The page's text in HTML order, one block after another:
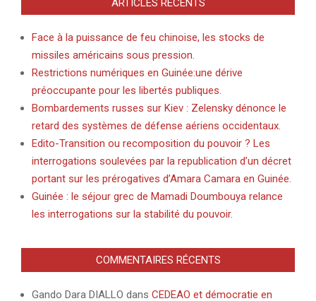
ARTICLES RÉCENTS
Face à la puissance de feu chinoise, les stocks de
missiles américains sous pression.
Restrictions numériques en Guinée:une dérive
préoccupante pour les libertés publiques.
Bombardements russes sur Kiev : Zelensky dénonce le
retard des systèmes de défense aériens occidentaux.
Edito-Transition ou recomposition du pouvoir ? Les
interrogations soulevées par la republication d’un décret
portant sur les prérogatives d’Amara Camara en Guinée.
Guinée : le séjour grec de Mamadi Doumbouya relance
les interrogations sur la stabilité du pouvoir.
COMMENTAIRES RÉCENTS
Gando Dara DIALLO dans CEDEAO et démocratie en